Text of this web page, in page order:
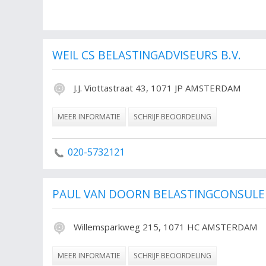
In Nederland is een belastingadviseur geen
zoals:
- Register belastingadviseurs (RB)
Administrateurs:
Accountants ( wettelijk gereguleerde instituten):
Nationaal Instituut Belasting- en bedrijfsadviseurs (NIBA).
Vereniging van Accountants- en Belastingadviesbureaus
WEIL CS BELASTINGADVISEURS B.V.
J.J. Viottastraat 43, 1071 JP AMSTERDAM
MEER INFORMATIE SCHRIJF BEOORDELING
020-5732121
PAUL VAN DOORN
Willemsparkweg 215, 1071 HC AMSTERDAM
MEER INFORMATIE SCHRIJF BEOORDELING